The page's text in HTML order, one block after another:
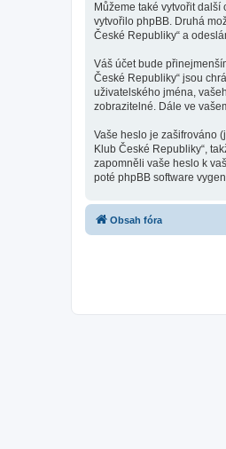
Můžeme také vytvořit
vytvořilo phpBB. Druhá
České Republiky“ a
Váš účet bude
České Republiky“ jsou
uživatelského jména,
zobrazitelné. Dále ve
Vaše heslo je zašifrováno
Klub České Republiky“,
zapomněli vaše heslo k
poté phpBB software
Obsah fóra